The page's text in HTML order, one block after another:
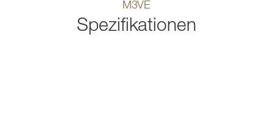
M3VE
Spezifikationen